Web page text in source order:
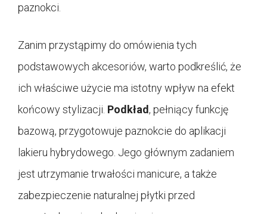
paznokci.
Zanim przystąpimy do omówienia tych
podstawowych akcesoriów, warto podkreślić, że
ich właściwe użycie ma istotny wpływ na efekt
końcowy stylizacji. Podkład, pełniący funkcję
bazową, przygotowuje paznokcie do aplikacji
lakieru hybrydowego. Jego głównym zadaniem
jest utrzymanie trwałości manicure, a także
zabezpieczenie naturalnej płytki przed